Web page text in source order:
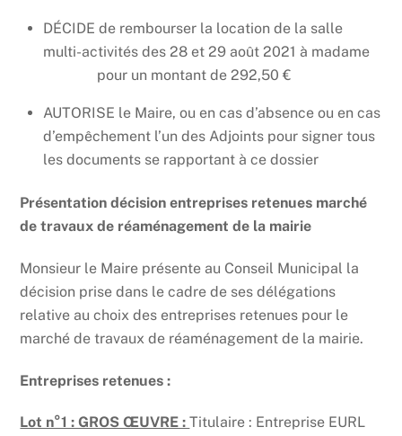
DÉCIDE de rembourser la location de la salle
multi-activités des 28 et 29 août 2021 à madame
pour un montant de 292,50 €
AUTORISE le Maire, ou en cas d’absence ou en cas
d’empêchement l’un des Adjoints pour signer tous
les documents se rapportant à ce dossier
Présentation décision entreprises retenues marché
de travaux de réaménagement de la mairie
Monsieur le Maire présente au Conseil Municipal la
décision prise dans le cadre de ses délégations
relative au choix des entreprises retenues pour le
marché de travaux de réaménagement de la mairie.
Entreprises retenues :
Lot n°1 : GROS ŒUVRE :Titulaire : Entreprise EURL